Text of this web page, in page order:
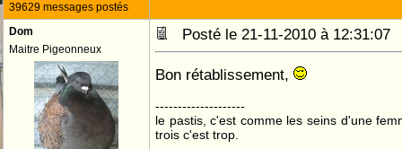
39629 messages postés
Dom
Maitre Pigeonneux
Posté le 21-11-2010 à
Bon rétablissement,
--------------------
le pastis, c'est comme les seins d'une
trois c'est trop.